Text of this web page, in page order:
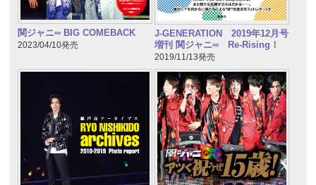
関ジャニ∞ BIG COMEBACK
2023/04/10発売
J-GENERATION 2019年12月号
増刊 関ジャニ∞ Re-Rising！
2019/11/13発売